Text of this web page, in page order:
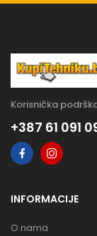
Korisnička
+387 61 091
INFORMACIJE
O nama